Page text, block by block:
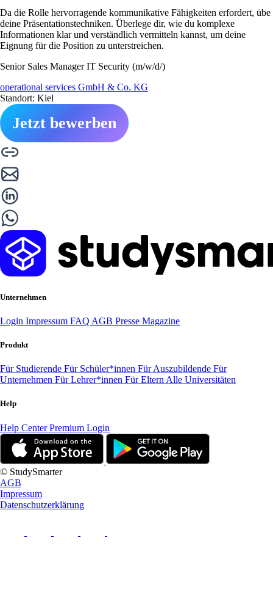
Da die Rolle hervorragende kommunikative Fähigkeiten erfordert, übe
deine Präsentationstechniken. Überlege dir, wie du komplexe
Informationen klar und verständlich vermitteln kannst, um deine
Eignung für die Position zu unterstreichen.
Senior Sales Manager IT Security (m/w/d/)
operational services GmbH & Co. KG
Standort: Kiel
Jetzt bewerben
Unternehmen
Login Impressum FAQ AGB Presse Magazine
Produkt
Für Studierende Für Schüler*innen Für Auszubildende Für
Unternehmen Für Lehrer*innen Für Eltern Alle Universitäten
Help
Help CenterPremium Login
© StudySmarter
AGB
Impressum
Datenschutzerklärung